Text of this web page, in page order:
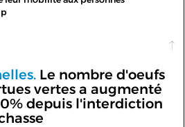
p
Le nombre d'oeufs
vertes a augmenté
depuis l'interdiction